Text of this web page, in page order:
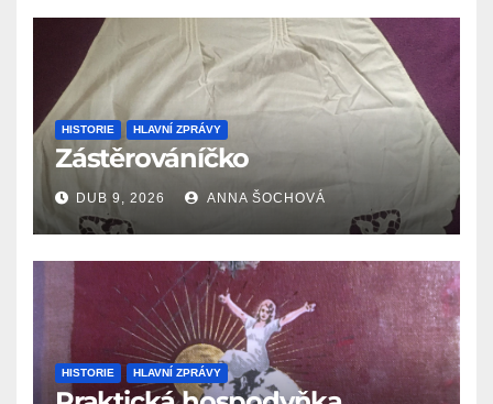
HISTORIE HLAVNÍ ZPRÁVY
Zástěrováníčko
DUB 9, 2026 ANNA ŠOCHOVÁ
HISTORIE HLAVNÍ ZPRÁVY